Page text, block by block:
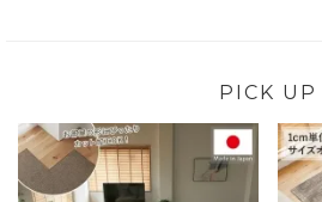
PICK UP